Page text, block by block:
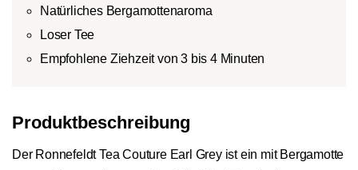
Partikel, die beim Sieben anfallen.
Natürliches Bergamottenaroma
Loser Tee
Empfohlene Ziehzeit von 3 bis 4 Minuten
Produktbeschreibung
Der Ronnefeldt Tea Couture Earl Grey ist ein mit Bergamotte